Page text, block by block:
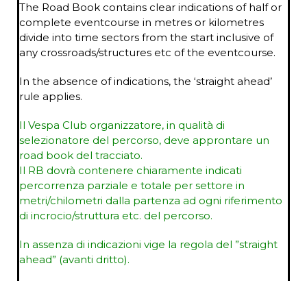
The Road Book contains clear indications of half or
complete eventcourse in metres or kilometres
divide into time sectors from the start inclusive of
any crossroads/structures etc of the eventcourse.
In the absence of indications, the ‘straight ahead’
rule applies.
Il Vespa Club organizzatore, in qualità di
selezionatore del percorso, deve approntare un
road book del tracciato.
Il RB dovrà contenere chiaramente indicati
percorrenza parziale e totale per settore in
metri/chilometri dalla partenza ad ogni riferimento
di incrocio/struttura etc. del percorso.
In assenza di indicazioni vige la regola del ”straight
ahead” (avanti dritto).